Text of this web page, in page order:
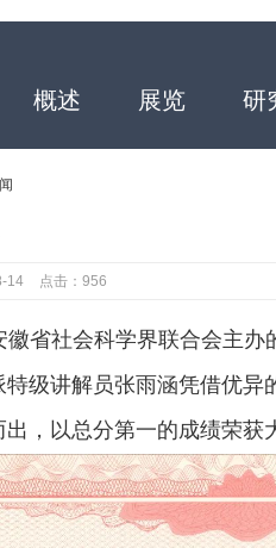
概述 展览 研
14 点击：956
徽省社会科学界联合会主
级讲解员张雨涵凭借优
，以总分第一的成绩荣获